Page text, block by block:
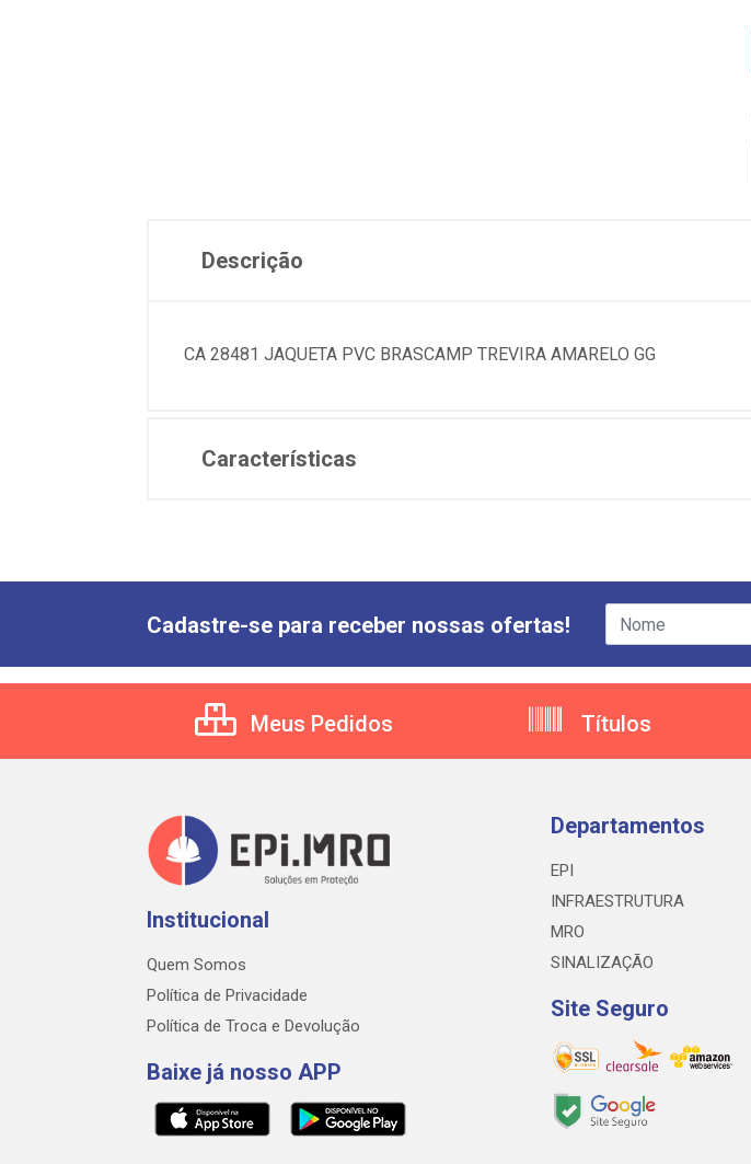
Descrição
CA 28481 JAQUETA PVC BRASCAMP TREVIRA AMARELO GG
Características
Cadastre-se para receber nossas ofertas!
Meus Pedidos Títulos
Institucional
Quem Somos
Política de Privacidade
Política de Troca e Devolução
Baixe já nosso APP
Departamentos
EPI
INFRAESTRUTURA
MRO
SINALIZAÇÃO
Site Seguro